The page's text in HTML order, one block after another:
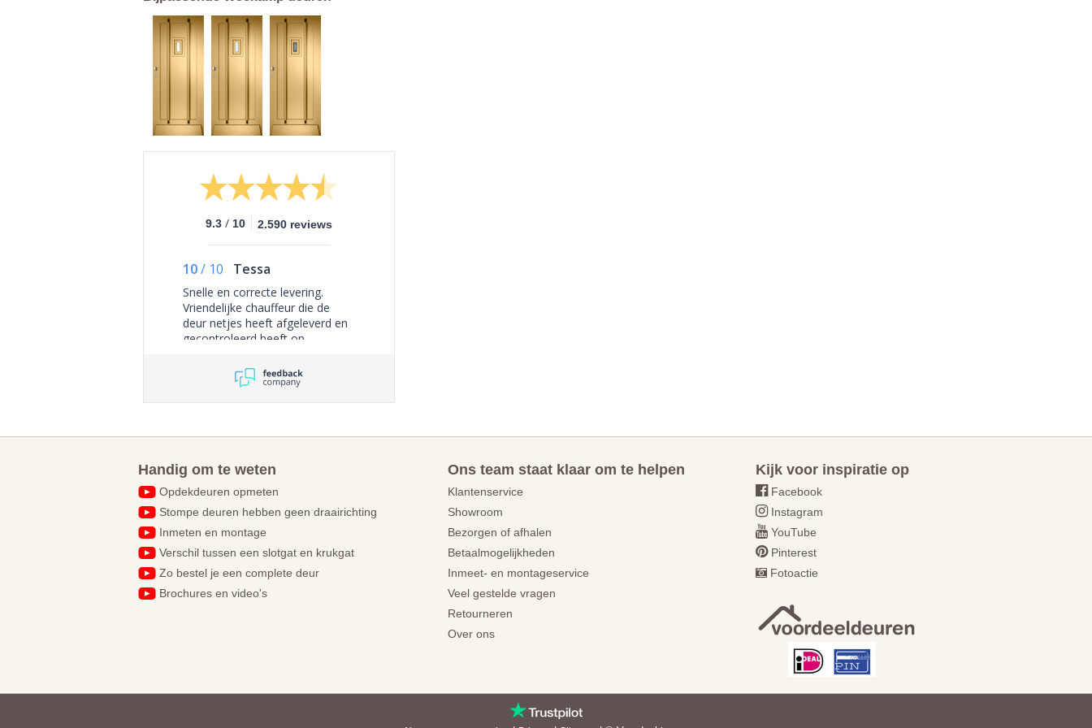
9.3 / 10 2.590 reviews
10/ 10 Tessa
Snelle en correcte levering.
Vriendelijke chauffeur die de
deur netjes heeft afgeleverd en
gecontroleerd heeft op
helemaal top.
Handig om te weten
Opdekdeuren opmeten
Stompe deuren hebben geen draairichting
Inmeten en montage
Verschil tussen een slotgat en krukgat
Zo bestel je een complete deur
Brochures en video's
Ons team staat klaar om te helpen
Klantenservice
Showroom
Bezorgen of afhalen
Betaalmogelijkheden
Inmeet- en montageservice
Veel gestelde vragen
Retourneren
Over ons
Kijk voor inspiratie op
Facebook
Instagram
YouTube
Pinterest
Fotoactie